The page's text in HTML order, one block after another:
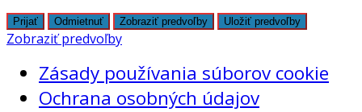
Prijať Odmietnuť Zobraziť predvoľby Uložiť predvoľby
Zobraziť predvoľby
Zásady používania súborov cookie
Ochrana osobných údajov